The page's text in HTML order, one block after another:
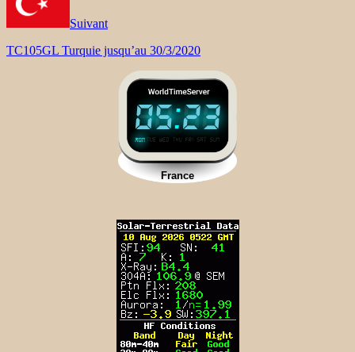
Suivant
TC105GL Turquie jusqu’au 30/3/2020